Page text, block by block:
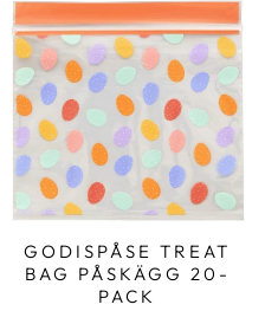
GODISPÅSE TREAT
BAG PÅSKÄGG 20-
PACK